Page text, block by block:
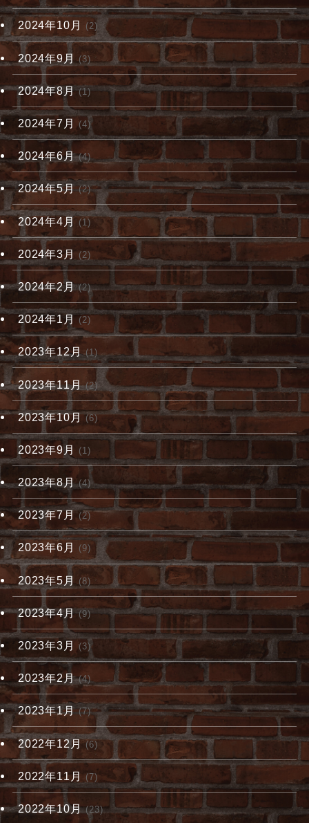
2024年10月 (2)
2024年9月 (3)
2024年8月(1)
2024年7月 (4)
2024年6月(4)
2024年5月(2)
2024年4月 (1)
2024年3月 (2)
2024年2月(2)
2024年1月 (2)
2023年12月(1)
2023年11月(2)
2023年10月 (6)
2023年9月 (1)
2023年8月(4)
2023年7月 (2)
2023年6月 (9)
2023年5月 (8)
2023年4月(9)
2023年3月 (3)
2023年2月(4)
2023年1月 (7)
2022年12月(6)
2022年11月 (7)
2022年10月(23)